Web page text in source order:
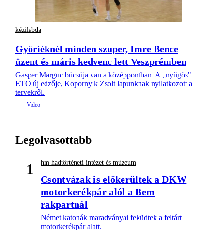
kézilabda
Győriéknél minden szuper, Imre Bence
üzent és máris kedvenc lett Veszprémben
Gasper Marguc búcsúja van a középpontban. A „nyűgös"
ETO új edzője, Kopornyik Zsolt lapunknak nyilatkozott a
tervekről.
Legolvasottabb
1 hm hadtörténeti intézet és múzeum
Csontvázak is előkerültek a DKW
motorkerékpár alól a Bem
rakpartnál
Német katonák maradványai feküdtek a feltárt
motorkerékpár alatt.